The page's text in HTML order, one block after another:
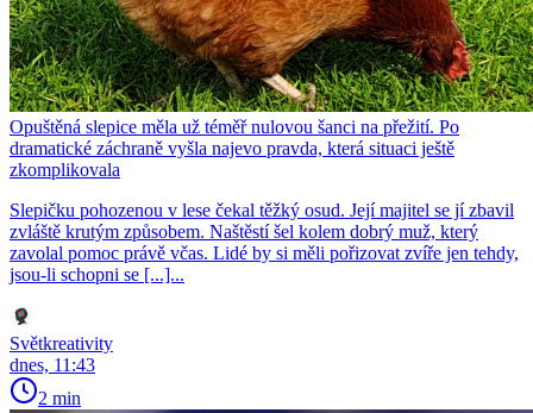
Opuštěná slepice měla už téměř nulovou šanci na přežití. Po
dramatické záchraně vyšla najevo pravda, která situaci ještě
zkomplikovala
Slepičku pohozenou v lese čekal těžký osud. Její majitel se jí zbavil
zvláště krutým způsobem. Naštěstí šel kolem dobrý muž, který
zavolal pomoc právě včas. Lidé by si měli pořizovat zvíře jen tehdy,
jsou-li schopni se [...]...
Světkreativity
dnes, 11:43
2 min